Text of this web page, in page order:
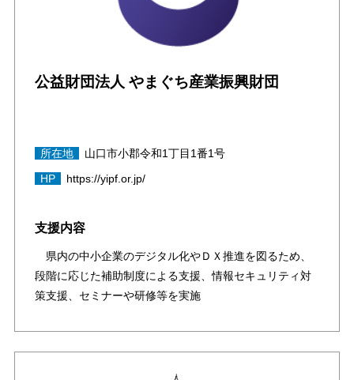
公益財団法人 やまぐち産業振興財団
所在地
山口市小郡令和1丁目1番1号
HP
https://yipf.or.jp/
支援内容
県内の中小企業のデジタル化やＤＸ推進を図るため、
段階に応じた補助制度による支援、情報セキュリティ対
策支援、セミナーや研修等を実施